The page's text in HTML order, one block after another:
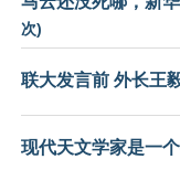
次)
联大发言前 外长王
现代天文学家是一